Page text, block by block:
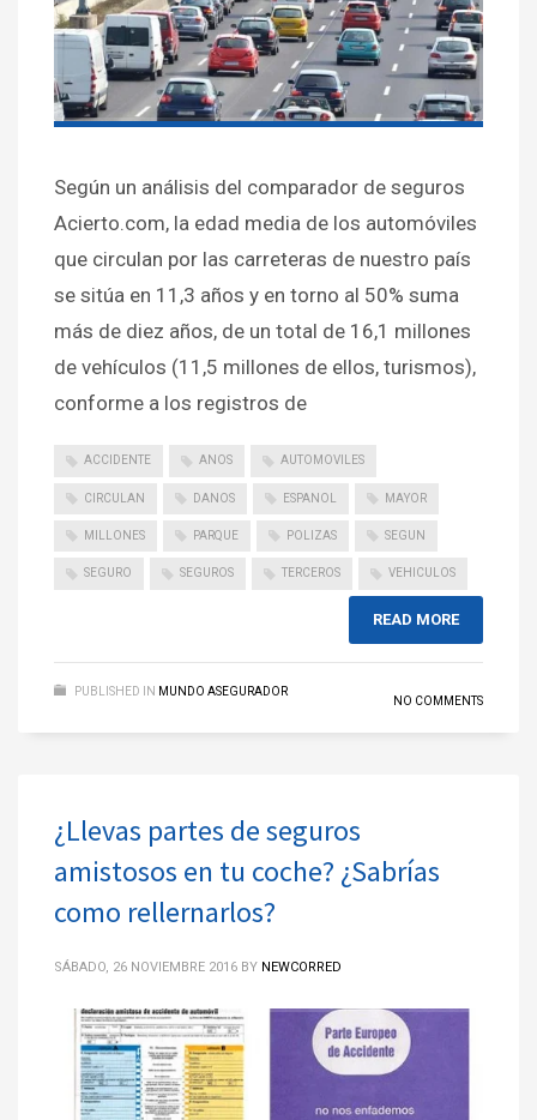
Según un análisis del comparador de seguros
Acierto.com, la edad media de los automóviles
que circulan por las carreteras de nuestro país
se sitúa en 11,3 años y en torno al 50% suma
más de diez años, de un total de 16,1 millones
de vehículos (11,5 millones de ellos, turismos),
conforme a los registros de
ACCIDENTE ANOS AUTOMOVILES
CIRCULAN DANOS ESPANOL MAYOR
MILLONES PARQUE POLIZAS SEGUN
SEGURO SEGUROS TERCEROS VEHICULOS
READ MORE
PUBLISHED IN MUNDO ASEGURADOR
NO COMMENTS
¿Llevas partes de seguros
amistosos en tu coche? ¿Sabrías
como rellernarlos?
SÁBADO, 26 NOVIEMBRE 2016 BY NEWCORRED